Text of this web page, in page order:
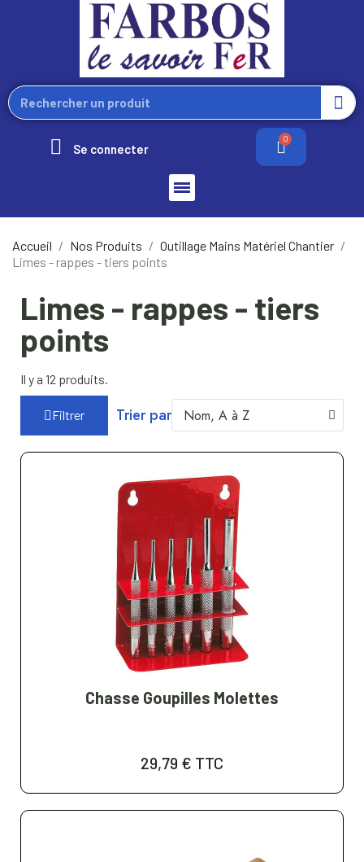
Se connecter
Accueil Nos Produits
Outillage Mains Matériel Chantier
Limes - rappes - tiers points
Limes - rappes - tiers
points
Il y a 12 produits.
Filtrer Trier par
Chasse Goupilles Molettes
29,79 € TTC